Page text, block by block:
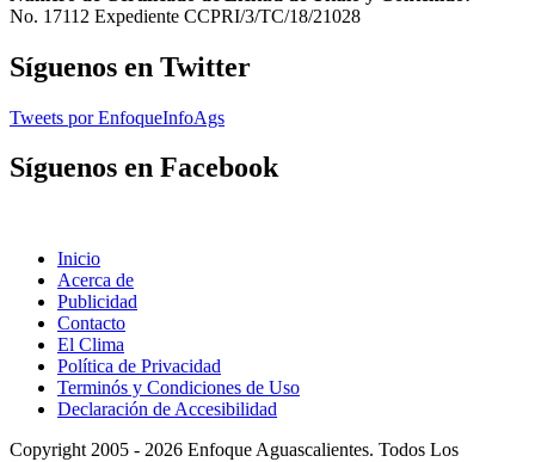
No. 17112 Expediente CCPRI/3/TC/18/21028
Síguenos en Twitter
Tweets por EnfoqueInfoAgs
Síguenos en Facebook
Inicio
Acerca de
Publicidad
Contacto
El Clima
Política de Privacidad
Terminós y Condiciones de Uso
Declaración de Accesibilidad
Copyright 2005 - 2026 Enfoque Aguascalientes. Todos Los